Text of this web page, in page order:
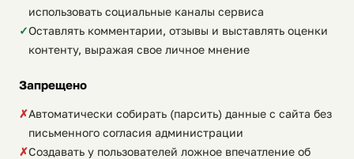
использовать социальные каналы сервиса
Оставлять комментарии, отзывы и выставлять оценки
контенту, выражая свое личное мнение
Запрещено
Автоматически собирать (парсить) данные с сайта без
письменного согласия администрации
Создавать у пользователей ложное впечатление об